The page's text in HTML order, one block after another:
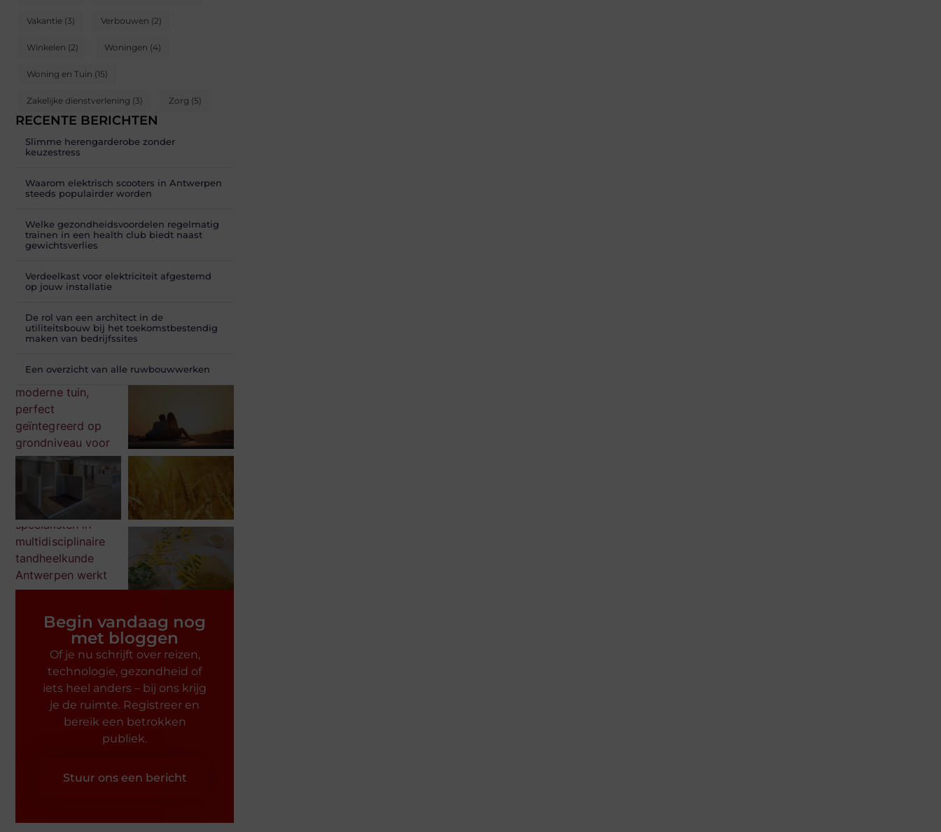
Vakantie (3) Verbouwen (2)
Winkelen (2) Woningen (4)
Woning en Tuin (15)
Zakelijke dienstverlening (3) Zorg (5)
RECENTE BERICHTEN
Slimme herengarderobe zonder
keuzestress
Waarom elektrisch scooters in Antwerpen
steeds populairder worden
Welke gezondheidsvoordelen regelmatig
trainen in een health club biedt naast
gewichtsverlies
Verdeelkast voor elektriciteit afgestemd
op jouw installatie
De rol van een architect in de
utiliteitsbouw bij het toekomstbestendig
maken van bedrijfssites
Een overzicht van alle ruwbouwwerken
Begin vandaag nog
met bloggen
Of je nu schrijft over reizen,
technologie, gezondheid of
iets heel anders – bij ons krijg
je de ruimte. Registreer en
bereik een betrokken
publiek.
Stuur ons een bericht